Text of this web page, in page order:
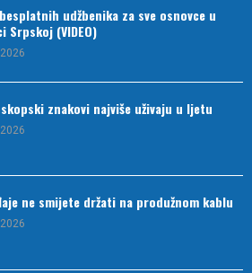
udžbenika za sve osnovce u
Srpskoj (VIDEO)
znakovi najviše uživaju u ljetu
ne smijete držati na produžnom kablu